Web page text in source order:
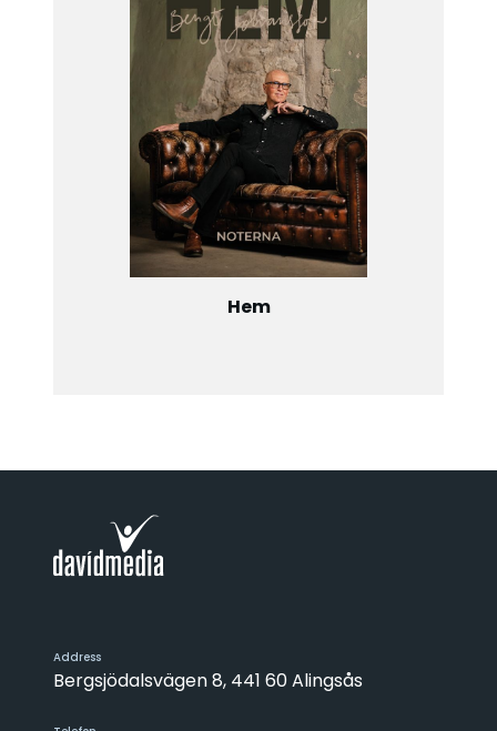
Hem
Address
Bergsjödalsvägen 8, 441 60 Alingsås